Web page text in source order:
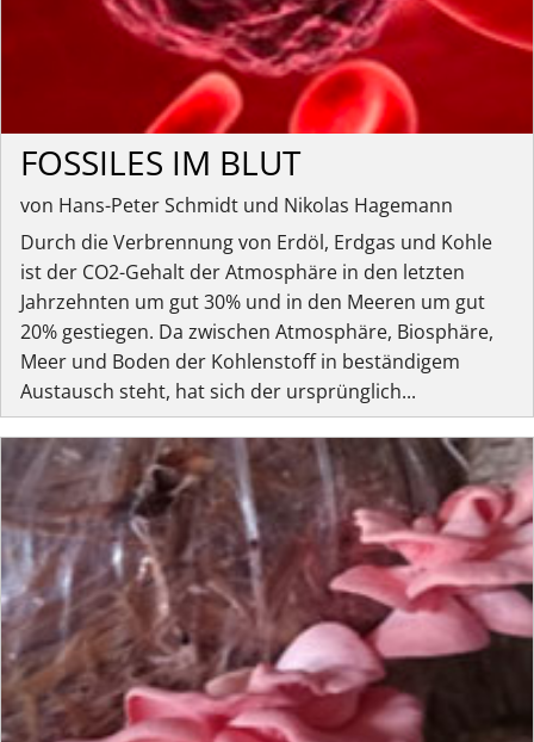
FOSSILES IM BLUT
von Hans-Peter Schmidt und Nikolas Hagemann
Durch die Verbrennung von Erdöl, Erdgas und Kohle
ist der CO2-Gehalt der Atmosphäre in den letzten
Jahrzehnten um gut 30% und in den Meeren um gut
20% gestiegen. Da zwischen Atmosphäre, Biosphäre,
Meer und Boden der Kohlenstoff in beständigem
Austausch steht, hat sich der ursprünglich...